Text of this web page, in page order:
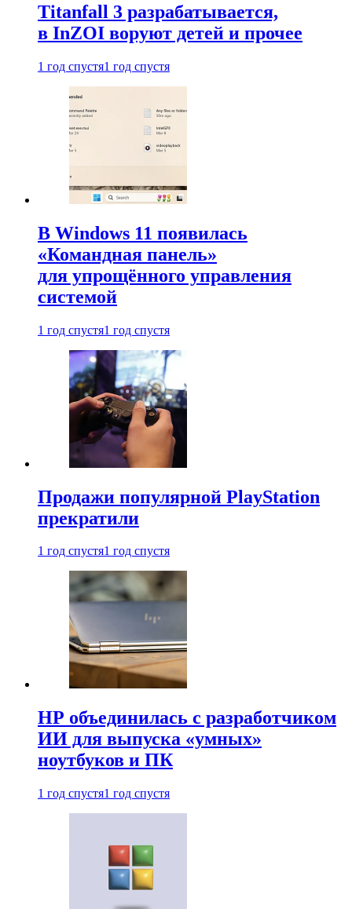
Titanfall 3 разрабатывается,
в InZOI воруют детей и прочее
1 год спустя1 год спустя
В Windows 11 появилась
«Командная панель»
для упрощённого управления
системой
1 год спустя1 год спустя
Продажи популярной PlayStation
прекратили
1 год спустя1 год спустя
HP объединилась с разработчиком
ИИ для выпуска «умных»
ноутбуков и ПК
1 год спустя1 год спустя